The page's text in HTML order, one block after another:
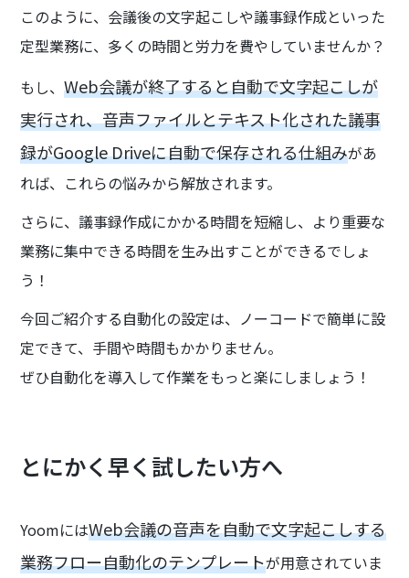
このように、会議後の文字起こしや議事録作成といった
定型業務に、多くの時間と労力を費やしていませんか？
もし、Web会議が終了すると自動で文字起こしが
実行され、音声ファイルとテキスト化された議事
録がGoogle Driveに自動で保存される仕組みがあ
れば、これらの悩みから解放されます。
さらに、議事録作成にかかる時間を短縮し、より重要な
業務に集中できる時間を生み出すことができるでしょ
う！
今回ご紹介する自動化の設定は、ノーコードで簡単に設
定できて、手間や時間もかかりません。
ぜひ自動化を導入して作業をもっと楽にしましょう！
とにかく早く試したい方へ
YoomにはWeb会議の音声を自動で文字起こしする
業務フロー自動化のテンプレートが用意されていま